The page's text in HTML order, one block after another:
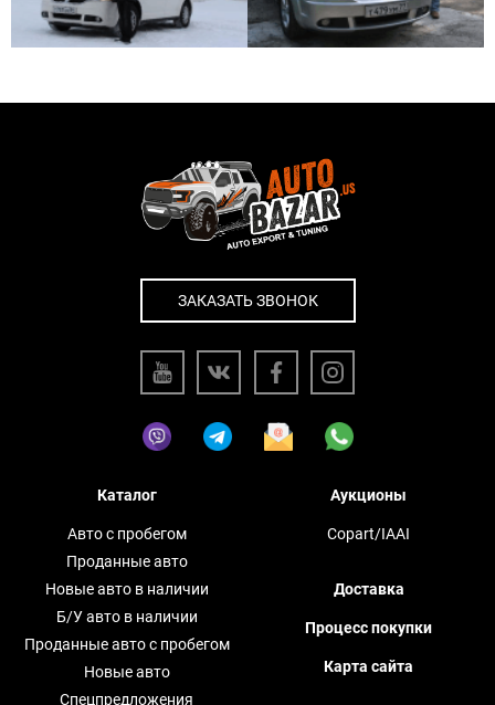
ЗАКАЗАТЬ ЗВОНОК
Каталог
Авто с пробегом
Проданные авто
Новые авто в наличии
Б/У авто в наличии
Проданные авто с пробегом
Новые авто
Спецпредложения
Аукционы
Copart/IAAI
Доставка
Процесс покупки
Карта сайта